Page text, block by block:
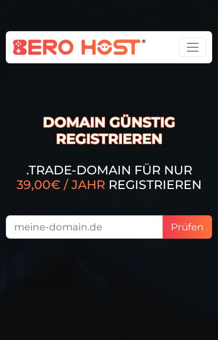
DOMAIN GÜNSTIG
REGISTRIEREN
.TRADE-DOMAIN FÜR NUR
39,00€ / JAHR REGISTRIEREN
Prüfen